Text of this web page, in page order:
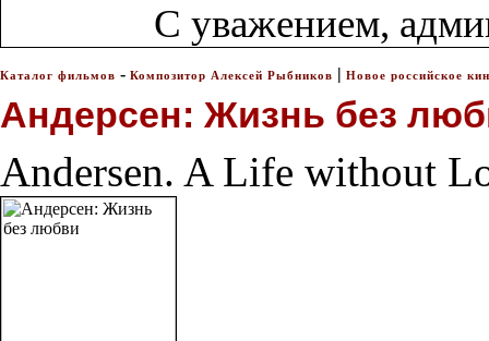
С уважением,
Каталог фильмов - Композитор Алексей Рыбников | Новое российское
Андерсен: Жизнь без
Andersen. A Life without